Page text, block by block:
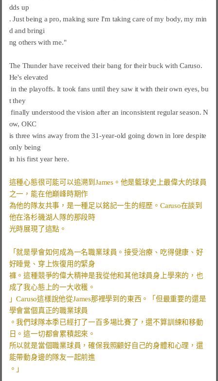
dds up
. Just being a pro, making sure I'm taking care of my body, my min
d and bringi
ng others with me."
The Thunder have received their bang for their buck with Caruso.
He's elevated
in the playoffs. It took fans until they saw it with their own eyes, bu
t they
finally understood the vision after an inconsistent regular season. N
ow, OKC
is three wins away from the 31-year-old going down in lore despite
only being
in his first year here.
這種心態很可能可以追溯到James。他是籃球史上最偉大的球員
之一，能在他巔峰時期作
為他的隊友共事，是一種足以銘記一生的經歷。Caruso在談到
他在洛杉磯湖人隊的那段時
光時展現了這點。
「就是學會如何成為一名職業球員。接受治療、吃得健康、好
好睡覺、穿上恢復用的緊身
褲。這種競爭的偉大精神是我從他和其他球員身上學來的，也
成了我心態上的一大收穫。
」Caruso這樣說他從James那裡學到的東西。「但最重要的還是
學會當個真正的職業球員
。我們球隊本季已經打了一百多場比賽了，還不算訓練和移動
日。這一切都會累積起來。
所以就是當個職業球員，確保我照顧好自己的身體和心理，還
能帶動身邊的隊友一起前進
。」